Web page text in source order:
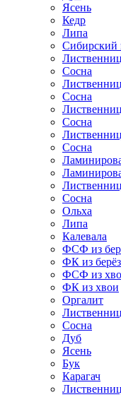
Ясень
Кедр
Липа
Сибирский
Сосна
Сосна
Сосна
Сосна
Сосна
Ольха
Липа
Калевала
ФСФ из
ФК из
ФСФ из
ФК из хвои
Оргалит
Сосна
Дуб
Ясень
Бук
Карагач